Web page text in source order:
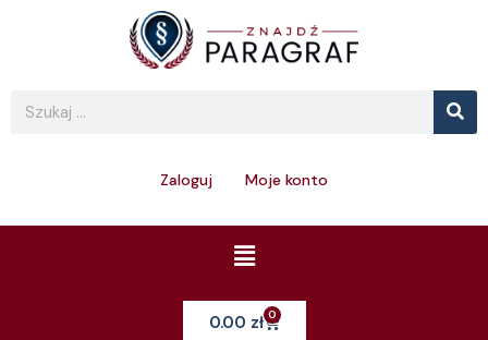
Search
Zaloguj Moje konto
Menu
0.00 zł 0Cart